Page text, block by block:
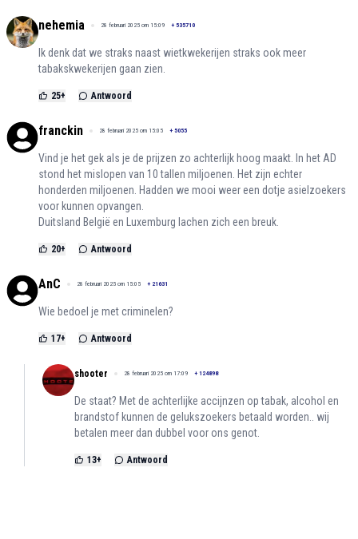
nehemia 28 februari 2025 om 15:09 + 535710
Ik denk dat we straks naast wietkwekerijen straks ook meer
tabakskwekerijen gaan zien.
25+ Antwoord
franckin 28 februari 2025 om 15:05 + 5055
Vind je het gek als je de prijzen zo achterlijk hoog maakt. In het AD
stond het mislopen van 10 tallen miljoenen. Het zijn echter
honderden miljoenen. Hadden we mooi weer een dotje asielzoekers
voor kunnen opvangen.
Duitsland België en Luxemburg lachen zich een breuk.
20+ Antwoord
AnC 28 februari 2025 om 15:05 + 21631
Wie bedoel je met criminelen?
17+ Antwoord
shooter 28 februari 2025 om 17:09 + 124898
De staat? Met de achterlijke accijnzen op tabak, alcohol en
brandstof kunnen de gelukszoekers betaald worden.. wij
betalen meer dan dubbel voor ons genot.
13+ Antwoord